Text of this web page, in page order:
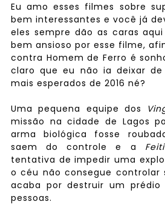
Eu amo esses filmes sobre
bem interessantes e você já
eles sempre dão as caras
bem ansioso por esse filme,
contra Homem de Ferro é
claro que eu não ia deixar
mais esperados de 2016 né?
Uma pequena equipe dos
missão na cidade de Lagos
arma biológica fosse
saem do controle e a
tentativa de impedir uma
o céu não consegue controlar
acaba por destruir um
pessoas.